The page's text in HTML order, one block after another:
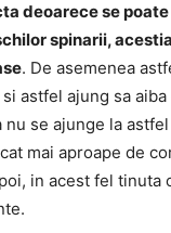
deoarece se
spinarii,
. De asemenea
astfel ajung sa
nu se ajunge la
mai aproape de
in acest fel tinuta